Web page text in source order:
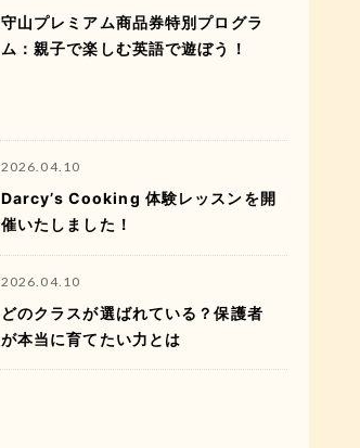
守山プレミアム商品券特別プログラ
ム：親子で楽しむ英語で遊ぼう！
2026.04.10
Darcy’s Cooking 体験レッスンを開
催いたしました！
2026.04.10
どのクラスが選ばれている？保護者
が本当に育てたい力とは